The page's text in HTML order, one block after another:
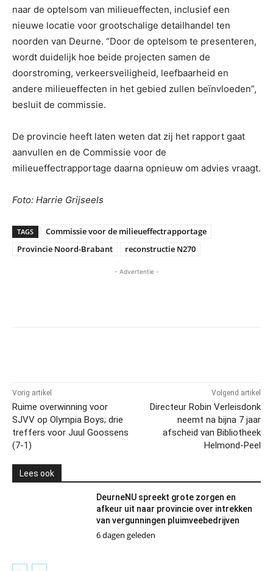
naar de optelsom van milieueffecten, inclusief een
nieuwe locatie voor grootschalige detailhandel ten
noorden van Deurne. “Door de optelsom te presenteren,
wordt duidelijk hoe beide projecten samen de
doorstroming, verkeersveiligheid, leefbaarheid en
andere milieueffecten in het gebied zullen beïnvloeden”,
besluit de commissie.
De provincie heeft laten weten dat zij het rapport gaat
aanvullen en de Commissie voor de
milieueffectrapportage daarna opnieuw om advies vraagt.
Foto: Harrie Grijseels
TAGS
Commissie voor de milieueffectrapportage
Provincie Noord-Brabant
reconstructie N270
- Advertentie -
Vorig artikel
Ruime overwinning voor
SJVV op Olympia Boys; drie
treffers voor Juul Goossens
(7-1)
Volgend artikel
Directeur Robin Verleisdonk
neemt na bijna 7 jaar
afscheid van Bibliotheek
Helmond-Peel
Lees ook
DeurneNU spreekt grote zorgen en
afkeur uit naar provincie over intrekken
van vergunningen pluimveebedrijven
6 dagen geleden